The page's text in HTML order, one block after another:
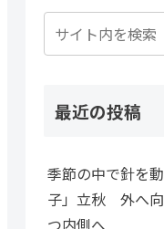
最近の投稿
季節の中で針を
子」立秋 外へ向
つ内側へ